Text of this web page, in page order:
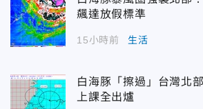
飆達放假標準
15小時前 生活
白海豚「擦過」台灣北
上課全出爐